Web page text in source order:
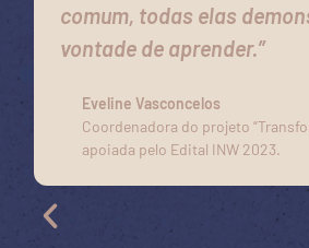
comum, todas elas
vontade de aprender.”
Eveline Vasconcelos
Coordenadora do projeto
apoiada pelo Edital INW 2023.